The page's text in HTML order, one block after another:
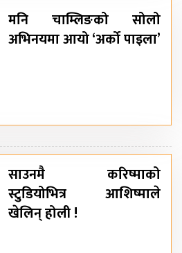
मनि चाम्लिङको सोलो
अभिनयमा आयो ‘अर्को पाइला’
साउनमै करिष्माको
स्टुडियोभित्र आशिष्माले
खेलिन् होली !